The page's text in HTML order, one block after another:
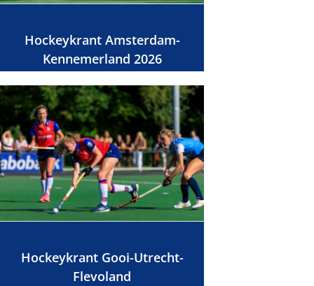
Hockeykrant Amsterdam-
Kennemerland 2026
Hockeykrant Gooi-Utrecht-
Flevoland